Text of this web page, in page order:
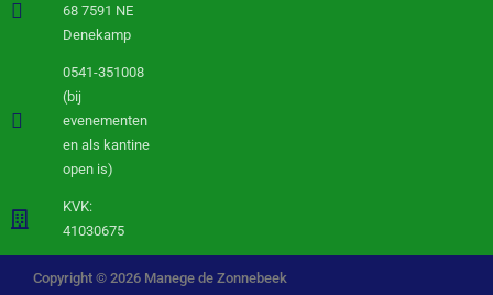
68 7591 NE
Denekamp
0541-351008
(bij
evenementen
en als kantine
open is)
KVK:
41030675
Copyright © 2026 Manege de Zonnebeek